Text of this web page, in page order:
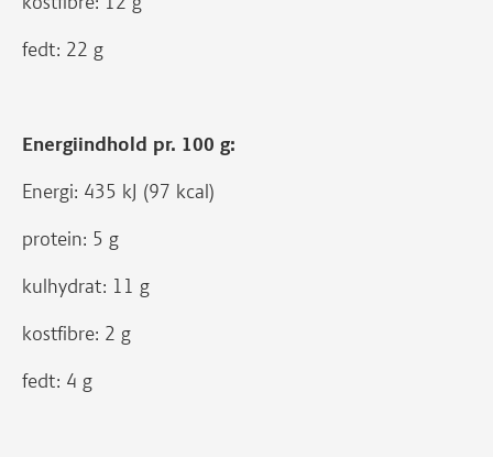
fedt: 22 g
Energiindhold pr. 100 g:
Energi: 435 kJ (97 kcal)
protein: 5 g
kulhydrat: 11 g
kostfibre: 2 g
fedt: 4 g